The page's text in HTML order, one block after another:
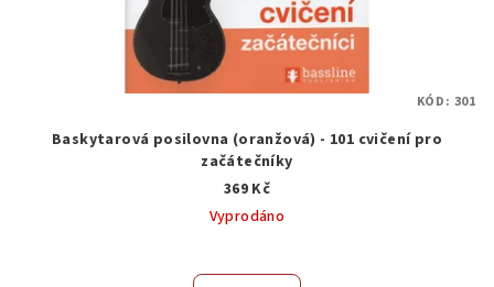
Baskytarová posilovna (oranžová) - 101 cvičení pro
začátečníky
369 Kč
Vyprodáno
KÓD: 301